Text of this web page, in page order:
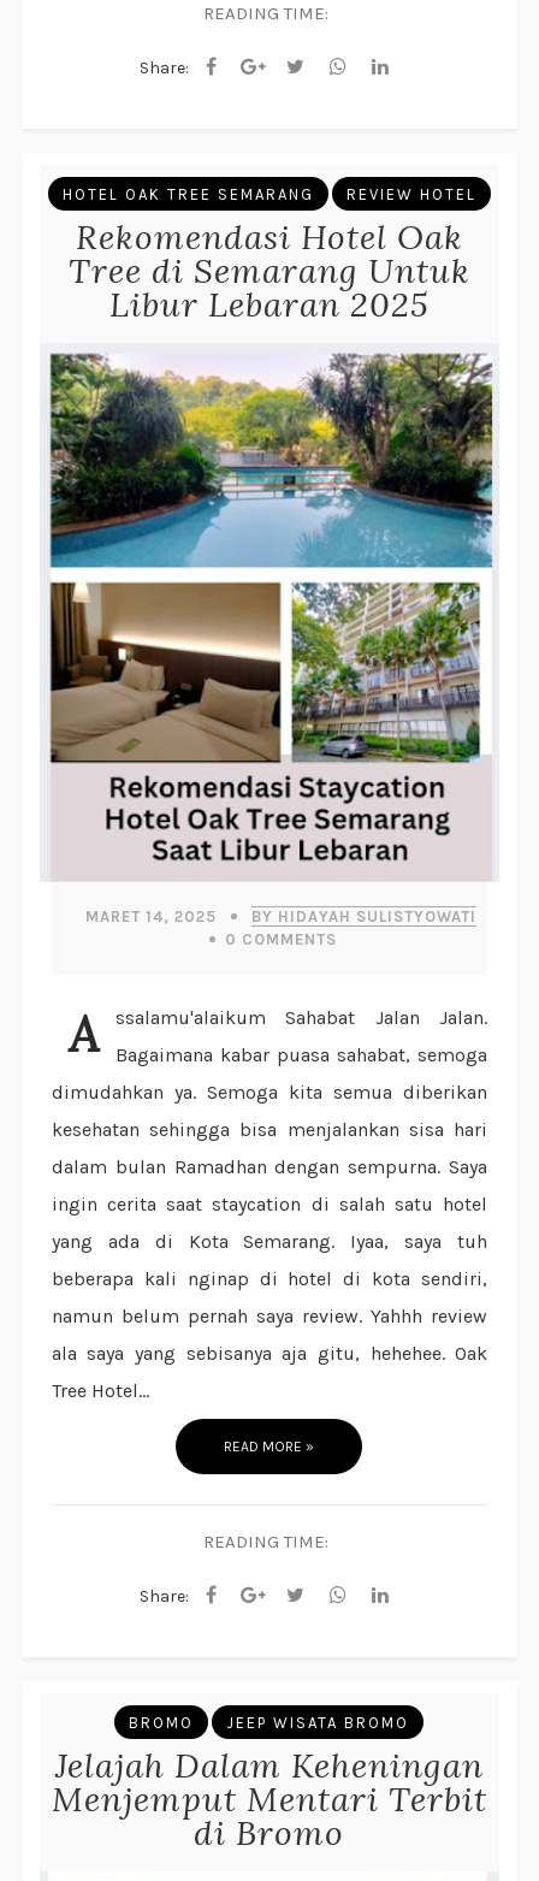
READING TIME:
Share:
HOTEL OAK TREE SEMARANG REVIEW HOTEL
Rekomendasi Hotel Oak
Tree di Semarang Untuk
Libur Lebaran 2025
MARET 14, 2025
BY HIDAYAH SULISTYOWATI
0 COMMENTS
Assalamu'alaikum Sahabat Jalan Jalan.
Bagaimana kabar puasa sahabat, semoga
dimudahkan ya. Semoga kita semua diberikan
kesehatan sehingga bisa menjalankan sisa hari
dalam bulan Ramadhan dengan sempurna. Saya
ingin cerita saat staycation di salah satu hotel
yang ada di Kota Semarang. Iyaa, saya tuh
beberapa kali nginap di hotel di kota sendiri,
namun belum pernah saya review. Yahhh review
ala saya yang sebisanya aja gitu, hehehee. Oak
Tree Hotel...
READ MORE »
READING TIME:
Share:
BROMO JEEP WISATA BROMO
Jelajah Dalam Keheningan
Menjemput Mentari Terbit
di Bromo